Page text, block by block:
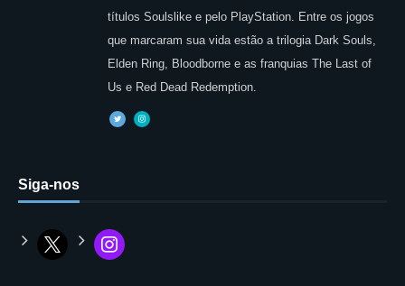
títulos Soulslike e pelo PlayStation. Entre os jogos
que marcaram sua vida estão a trilogia Dark Souls,
Elden Ring, Bloodborne e as franquias The Last of
Us e Red Dead Redemption.
Siga-nos